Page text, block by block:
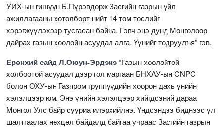
УИХ-ын гишүүн Б.Пүрэвдорж Засгийн газрын үйл
ажиллагааны хөтөлбөрт нийт 14 том төслийг
хэрэгжүүлэхээр тусгасан байна. Гэвч энэ дунд Монголоор
дайрах газын хоолойн асуудал алга. Үүнийг тодруулъя” гэв.
Ерөнхий сайд Л.Оюун-Эрдэнэ“Газын хоолойтой
холбоотой асуудал дээр гол маргаан БНХАУ-ын CNPC
болон ОХУ-ын Газпром группүүдийн хоорон дахь үнийн
хэлэлцээр юм. Энэ үнийн хэлэлцээр хийгдсэний дараа
Монгол Улс байр сууриа илэрхийлнэ. Үндсэндээ биднээс үл
шалтгаалах нөхцөл байдалд байгаа учраас Засгийн газрын